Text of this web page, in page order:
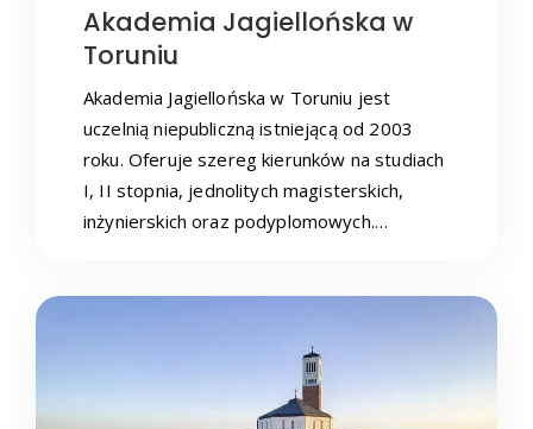
Akademia Jagiellońska w
Toruniu
Akademia Jagiellońska w Toruniu jest
uczelnią niepubliczną istniejącą od 2003
roku. Oferuje szereg kierunków na studiach
I, II stopnia, jednolitych magisterskich,
inżynierskich oraz podyplomowych.…